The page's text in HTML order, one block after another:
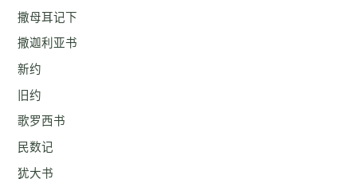
撒母耳记下
撒迦利亚书
新约
旧约
歌罗西书
民数记
犹大书